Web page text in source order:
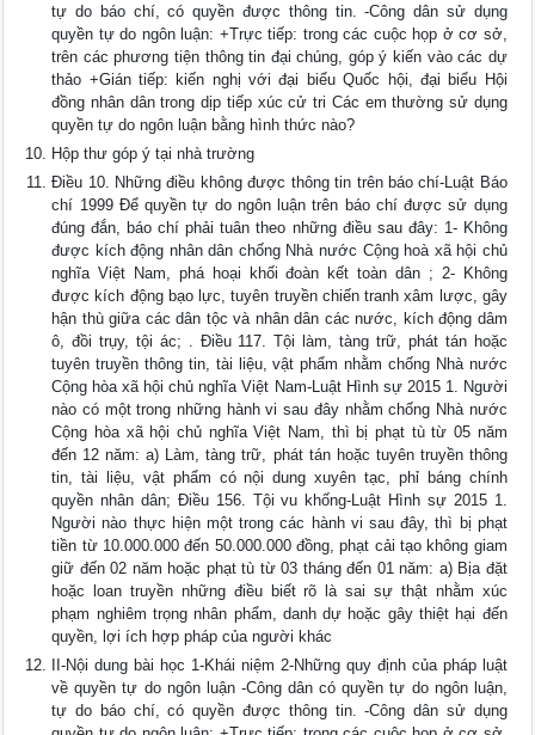
tự do báo chí, có quyền được thông tin. -Công dân sử dụng
quyền tự do ngôn luận: +Trực tiếp: trong các cuộc họp ở cơ sở,
trên các phương tiện thông tin đại chúng, góp ý kiến vào các dự
thảo +Gián tiếp: kiến nghị với đại biểu Quốc hội, đại biểu Hội
đồng nhân dân trong dịp tiếp xúc cử tri Các em thường sử dụng
quyền tự do ngôn luận bằng hình thức nào?
Hộp thư góp ý tại nhà trường
Điều 10. Những điều không được thông tin trên báo chí-Luật Báo
chí 1999 Để quyền tự do ngôn luận trên báo chí được sử dụng
đúng đắn, báo chí phải tuân theo những điều sau đây: 1- Không
được kích động nhân dân chống Nhà nước Cộng hoà xã hội chủ
nghĩa Việt Nam, phá hoại khối đoàn kết toàn dân ; 2- Không
được kích động bạo lực, tuyên truyền chiến tranh xâm lược, gây
hận thù giữa các dân tộc và nhân dân các nước, kích động dâm
ô, đồi trụy, tội ác; . Điều 117. Tội làm, tàng trữ, phát tán hoặc
tuyên truyền thông tin, tài liệu, vật phẩm nhằm chống Nhà nước
Cộng hòa xã hội chủ nghĩa Việt Nam-Luật Hình sự 2015 1. Người
nào có một trong những hành vi sau đây nhằm chống Nhà nước
Cộng hòa xã hội chủ nghĩa Việt Nam, thì bị phạt tù từ 05 năm
đến 12 năm: a) Làm, tàng trữ, phát tán hoặc tuyên truyền thông
tin, tài liệu, vật phẩm có nội dung xuyên tạc, phỉ báng chính
quyền nhân dân; Điều 156. Tội vu khống-Luật Hình sự 2015 1.
Người nào thực hiện một trong các hành vi sau đây, thì bị phạt
tiền từ 10.000.000 đến 50.000.000 đồng, phạt cải tạo không giam
giữ đến 02 năm hoặc phạt tù từ 03 tháng đến 01 năm: a) Bịa đặt
hoặc loan truyền những điều biết rõ là sai sự thật nhằm xúc
phạm nghiêm trọng nhân phẩm, danh dự hoặc gây thiệt hại đến
quyền, lợi ích hợp pháp của người khác
II-Nội dung bài học 1-Khái niệm 2-Những quy định của pháp luật
về quyền tự do ngôn luận -Công dân có quyền tự do ngôn luận,
tự do báo chí, có quyền được thông tin. -Công dân sử dụng